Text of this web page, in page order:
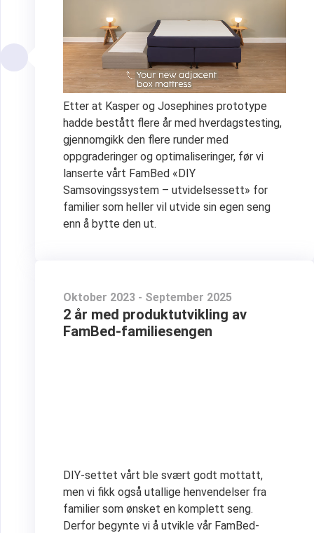
Etter at Kasper og Josephines prototype
hadde bestått flere år med hverdagstesting,
gjennomgikk den flere runder med
oppgraderinger og optimaliseringer, før vi
lanserte vårt FamBed «DIY
Samsovingssystem – utvidelsessett» for
familier som heller vil utvide sin egen seng
enn å bytte den ut.
Oktober 2023 - September 2025
2 år med produktutvikling av
FamBed-familiesengen
DIY-settet vårt ble svært godt mottatt,
men vi fikk også utallige henvendelser fra
familier som ønsket en komplett seng.
Derfor begynte vi å utvikle vår FamBed-